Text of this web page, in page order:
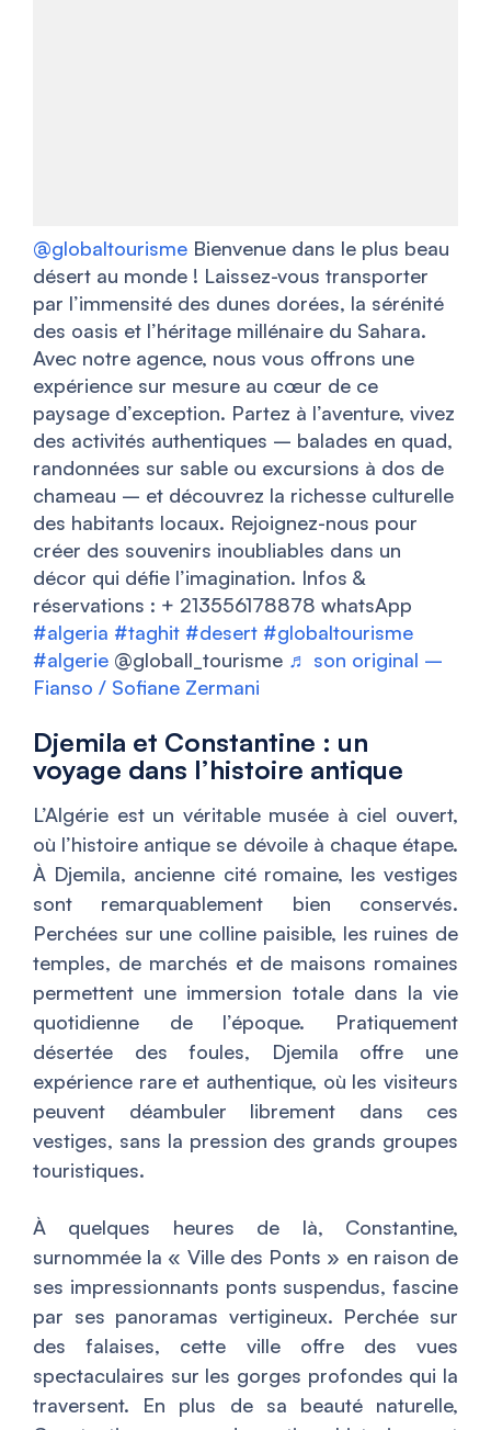
@globaltourisme Bienvenue dans le plus beau
désert au monde ! Laissez-vous transporter
par l’immensité des dunes dorées, la sérénité
des oasis et l’héritage millénaire du Sahara.
Avec notre agence, nous vous offrons une
expérience sur mesure au cœur de ce
paysage d’exception. Partez à l’aventure, vivez
des activités authentiques – balades en quad,
randonnées sur sable ou excursions à dos de
chameau – et découvrez la richesse culturelle
des habitants locaux. Rejoignez-nous pour
créer des souvenirs inoubliables dans un
décor qui défie l’imagination. Infos &
réservations : + 213556178878 whatsApp
#algeria #taghit #desert #globaltourisme
#algerie @globall_tourisme ♬ son original –
Fianso / Sofiane Zermani
Djemila et Constantine : un
voyage dans l’histoire antique
L’Algérie est un véritable musée à ciel ouvert,
où l’histoire antique se dévoile à chaque étape.
À Djemila, ancienne cité romaine, les vestiges
sont remarquablement bien conservés.
Perchées sur une colline paisible, les ruines de
temples, de marchés et de maisons romaines
permettent une immersion totale dans la vie
quotidienne de l’époque. Pratiquement
désertée des foules, Djemila offre une
expérience rare et authentique, où les visiteurs
peuvent déambuler librement dans ces
vestiges, sans la pression des grands groupes
touristiques.
À quelques heures de là, Constantine,
surnommée la « Ville des Ponts » en raison de
ses impressionnants ponts suspendus, fascine
par ses panoramas vertigineux. Perchée sur
des falaises, cette ville offre des vues
spectaculaires sur les gorges profondes qui la
traversent. En plus de sa beauté naturelle,